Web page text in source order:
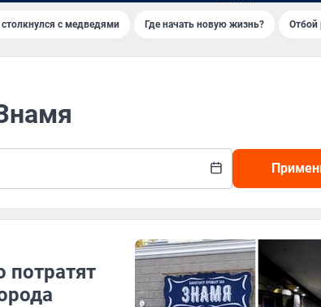
с медведями Где начать новую жизнь? Отбой
потратят